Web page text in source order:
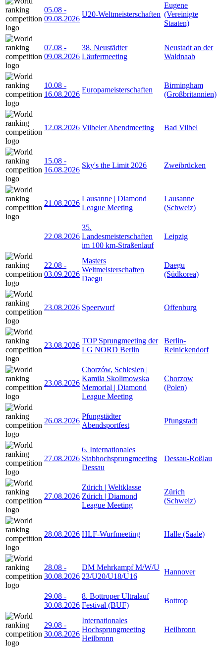
05.08 -
09.08.2026
U20-Weltmeisterschaften
Eugene
(Vereinigte
Staaten)
07.08 -
09.08.2026
38. Neustädter
Läufermeeting
Neustadt an der
Waldnaab
10.08 -
16.08.2026
Europameisterschaften
Birmingham
(Großbritannien)
12.08.2026 Vilbeler Abendmeeting Bad Vilbel
15.08 -
16.08.2026
Sky's the Limit 2026 Zweibrücken
21.08.2026
Lausanne | Diamond
League Meeting
Lausanne
(Schweiz)
22.08.2026
35.
Landesmeisterschaften
im 100 km-Straßenlauf
Leipzig
22.08 -
03.09.2026
Masters
Weltmeisterschaften
Daegu
Daegu
(Südkorea)
23.08.2026 Speerwurf Offenburg
23.08.2026
TOP Sprungmeeting der
LG NORD Berlin
Berlin-
Reinickendorf
23.08.2026
Chorzów, Schlesien |
Kamila Skolimowska
Memorial | Diamond
League Meeting
Chorzow
(Polen)
26.08.2026
Pfungstädter
Abendsportfest
Pfungstadt
27.08.2026
6. Internationales
Stabhochsprungmeeting
Dessau
Dessau-Roßlau
27.08.2026
Zürich | Weltklasse
Zürich | Diamond
League Meeting
Zürich
(Schweiz)
28.08.2026 HLF-Wurfmeeting Halle (Saale)
28.08 -
30.08.2026
DM Mehrkampf M/W/U
23/U20/U18/U16
Hannover
29.08 -
30.08.2026
8. Bottroper Ultralauf
Festival (BUF)
Bottrop
29.08 -
30.08.2026
Internationales
Hochsprungmeeting
Heilbronn
Heilbronn